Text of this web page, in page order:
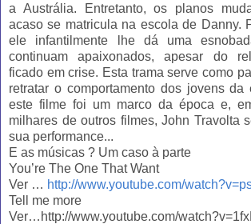
a Austrália. Entretanto, os planos
acaso se matricula na escola de Danny.
ele infantilmente lhe dá uma
continuam apaixonados, apesar do
ficado em crise. Esta trama serve como
retratar o comportamento dos jovens da
este filme foi um marco da época e,
milhares de outros filmes, John Travolta
sua performance...
E as músicas ? Um caso à parte
You’re The One That Want
Ver … http://www.youtube.com/
Tell me more
Ver…http://www.youtube.com/